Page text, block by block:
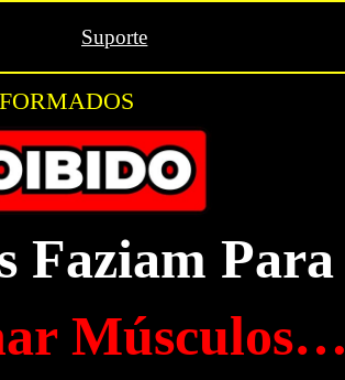
Suporte
Faziam Para
Músculos…